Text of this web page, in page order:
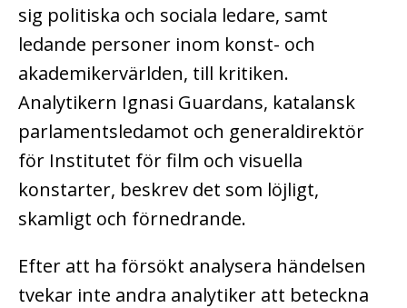
sig politiska och sociala ledare, samt
ledande personer inom konst- och
akademikervärlden, till kritiken.
Analytikern Ignasi Guardans, katalansk
parlamentsledamot och generaldirektör
för Institutet för film och visuella
konstarter, beskrev det som löjligt,
skamligt och förnedrande.
Efter att ha försökt analysera händelsen
tvekar inte andra analytiker att beteckna